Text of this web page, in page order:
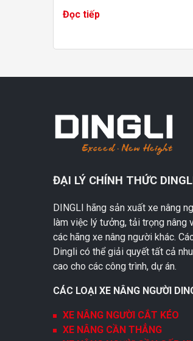
MAC Việt Nam. Hệ thống thanh ...
Đọc tiếp
ĐẠI LÝ CHÍNH THỨC
DINGLI hãng sản xuất xe nâng
làm việc lý tưởng, tải trọng nâng
các hãng xe nâng người khác.
Dingli có thể giải quyết tất cả
cao cho các công trình, dự án.
CÁC LOẠI XE NÂNG NGƯỜI
XE NÂNG NGƯỜI CẮT KÉO
XE NÂNG CẦN THẲNG